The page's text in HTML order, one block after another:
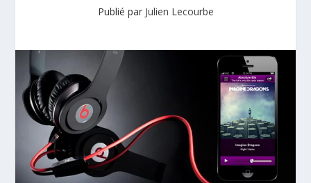
Publié par Julien Lecourbe